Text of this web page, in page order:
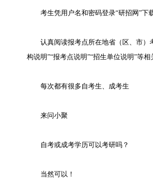
考生凭用户名和密码登录“研招网”下
认真阅读报考点所在地省（区、市）
构说明”“报考点说明”“招生单位说明”等
每次都有很多自考生、成考生
来问小聚
自考或成考学历可以考研吗？
当然可以！